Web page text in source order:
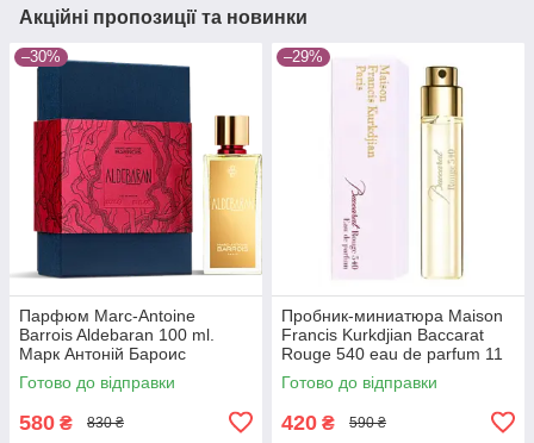
Акційні пропозиції та новинки
–30%
Парфюм Marc-Antoine
Barrois Aldebaran 100 ml.
Марк Антоній Бароис
Альдебаран 100 мл.
Готово до відправки
580 ₴ 830 ₴
–29%
Пробник-миниатюра Maison
Francis Kurkdjian Baccarat
Rouge 540 eau de parfum 11
ml.
Готово до відправки
420 ₴ 590 ₴